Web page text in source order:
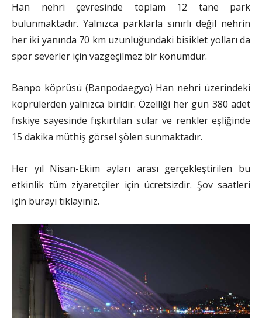
Han nehri çevresinde toplam 12 tane park
bulunmaktadır. Yalnızca parklarla sınırlı değil nehrin
her iki yanında 70 km uzunluğundaki bisiklet yolları da
spor severler için vazgeçilmez bir konumdur.
Banpo köprüsü (Banpodaegyo) Han nehri üzerindeki
köprülerden yalnızca biridir. Özelliği her gün 380 adet
fıskiye sayesinde fışkırtılan sular ve renkler eşliğinde
15 dakika müthiş görsel şölen sunmaktadır.
Her yıl Nisan-Ekim ayları arası gerçekleştirilen bu
etkinlik tüm ziyaretçiler için ücretsizdir. Şov saatleri
için burayı tıklayınız.